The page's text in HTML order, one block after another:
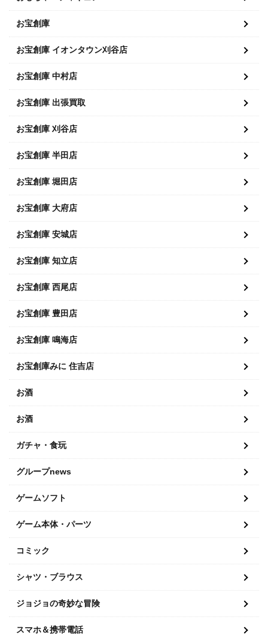
お宝創庫
お宝創庫 イオンタウン刈谷店
お宝創庫 中村店
お宝創庫 出張買取
お宝創庫 刈谷店
お宝創庫 半田店
お宝創庫 堀田店
お宝創庫 大府店
お宝創庫 安城店
お宝創庫 知立店
お宝創庫 西尾店
お宝創庫 豊田店
お宝創庫 鳴海店
お宝創庫みに 住吉店
お酒
お酒
ガチャ・食玩
グループnews
ゲームソフト
ゲーム本体・パーツ
コミック
シャツ・ブラウス
ジョジョの奇妙な冒険
スマホ＆携帯電話